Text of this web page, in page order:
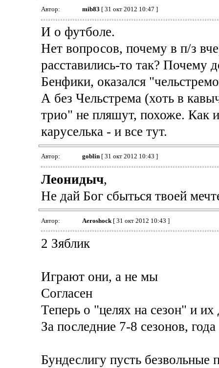
Автор: mib83 [ 31 окт 2012 10:47 ]
И о футболе.
Нет вопросов, почему в п/з
расставились-то так? Почему
Бенфики, оказался
А без Чельстрема (хоть в
трио" не пляшут, похоже. Как
каруселька - и все тут.
Автор: goblin[ 31 окт 2012 10:43 ]
Леонидыч,
Не дай Бог сбыться твоей
Автор: Aeroshock[ 31 окт 2012 10:43 ]
2 Зяблик
Играют они, а не мы
Согласен
Теперь о "целях на сезон" и
За последние 7-8 сезонов,
Бундеслигу пусть